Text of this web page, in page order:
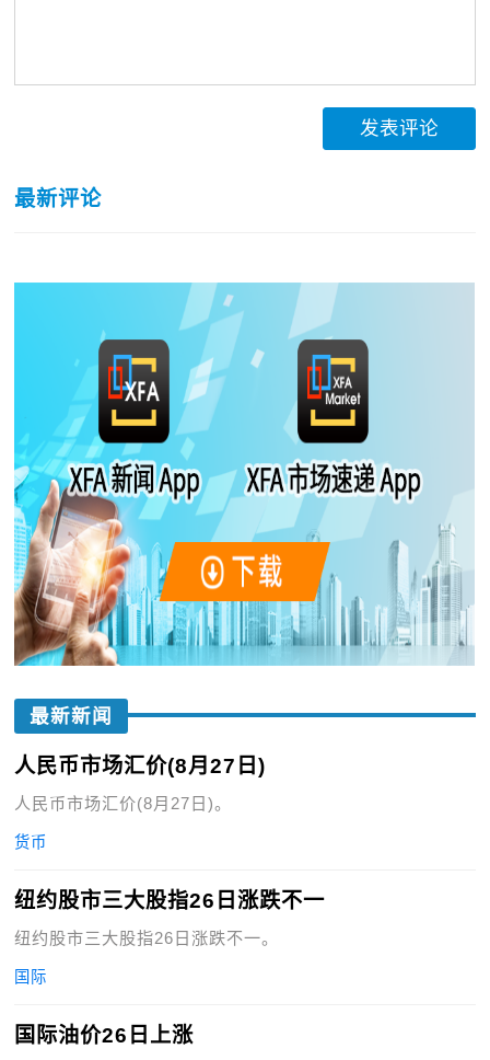
发表评论
最新评论
最新新闻
人民币市场汇价(8月27日)
人民币市场汇价(8月27日)。
货币
纽约股市三大股指26日涨跌不一
纽约股市三大股指26日涨跌不一。
国际
国际油价26日上涨